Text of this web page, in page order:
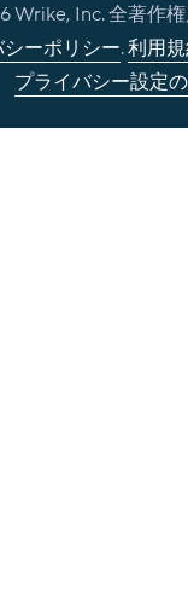
Wrike, Inc. 全著作
ーポリシー.利用
プライバシー設定